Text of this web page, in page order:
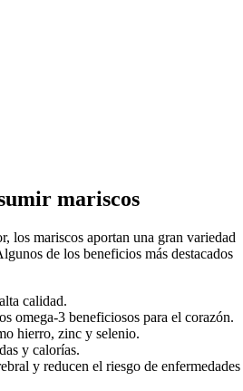
mariscos
los mariscos aportan una gran variedad
de los beneficios más destacados
calidad.
omega-3 beneficiosos para el corazón.
hierro, zinc y selenio.
y calorías.
y reducen el riesgo de enfermedades